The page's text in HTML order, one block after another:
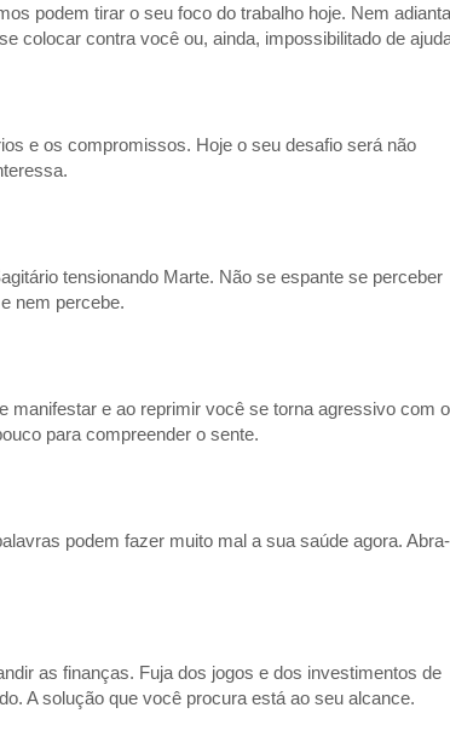
podem tirar o seu foco do trabalho hoje. Nem adianta
colocar contra você ou, ainda, impossibilitado de
e os compromissos. Hoje o seu desafio será não
tensionando Marte. Não se espante se perceber
nem percebe.
manifestar e ao reprimir você se torna agressivo com
para compreender o sente.
podem fazer muito mal a sua saúde agora. Abra-
as finanças. Fuja dos jogos e dos investimentos de
A solução que você procura está ao seu alcance.